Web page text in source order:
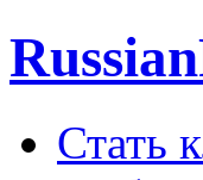
Стать